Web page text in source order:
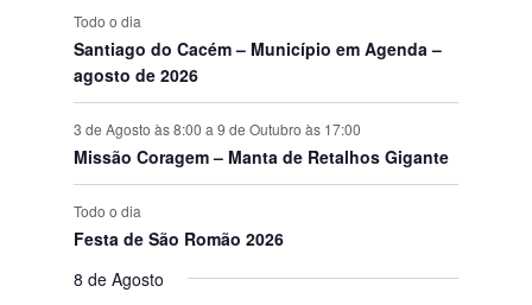
Todo o dia
Santiago do Cacém – Município em Agenda –
agosto de 2026
3 de Agosto às 8:00 a 9 de Outubro às 17:00
Missão Coragem – Manta de Retalhos Gigante
Todo o dia
Festa de São Romão 2026
8 de Agosto